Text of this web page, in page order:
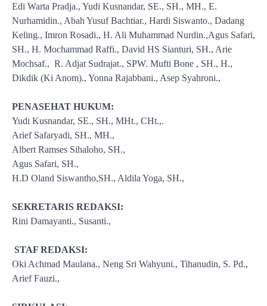
Edi Warta Pradja., Yudi Kusnandar, SE., SH., MH., E.
Nurhamidin., Abah Yusuf Bachtiar., Hardi Siswanto., Dadang
Keling., Imron Rosadi., H. Ali Muhammad Nurdin.,Agus Safari,
SH., H. Mochammad Raffi., David HS Sianturi, SH., Arie
Mochsaf., R. Adjat Sudrajat., SPW. Mufti Bone , SH., H.,
Dikdik (Ki Anom)., Yonna Rajabbani., Asep Syahroni.,
PENASEHAT HUKUM:
Yudi Kusnandar, SE., SH., MHt., CHt.,.
Arief Safaryadi, SH., MH.,
Albert Ramses Sihaloho, SH.,
Agus Safari, SH.,
H.D Oland Siswantho,SH., Aldila Yoga, SH.,
SEKRETARIS REDAKSI:
Rini Damayanti., Susanti.,
STAF REDAKSI:
Oki Achmad Maulana., Neng Sri Wahyuni., Tihanudin, S. Pd.,
Arief Fauzi.,